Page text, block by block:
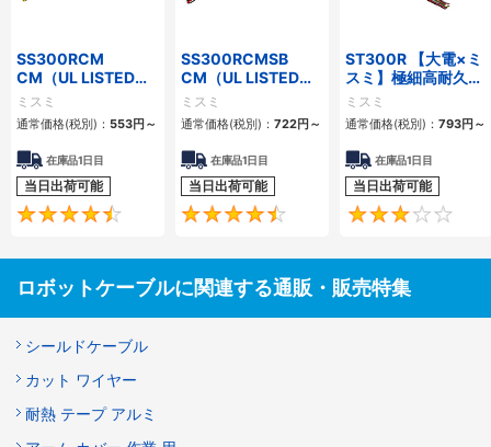
SS300RCM
CM（UL LISTED規
格・NEPA対応） 小
径
ミスミ
通常価格(税別)： 553円 ～
在庫品1日目
当日出荷可能
4.7
SS300RCMSB
CM（UL LISTED規
格・NEPA対応） 小
径 シールド付
ミスミ
通常価格(税別)： 722円 ～
在庫品1日目
当日出荷可能
4.5
ST300R 【大電×ミ
スミ】極細高耐久ロ
ボットケーブル（シ
ールド無・有）
ミスミ
通常価格(税別)： 793円 ～
在庫品1日目
当日出荷可能
ロボットケーブルに関連する通販・販売特集
シールドケーブル
カット ワイヤー
耐熱 テープ アルミ